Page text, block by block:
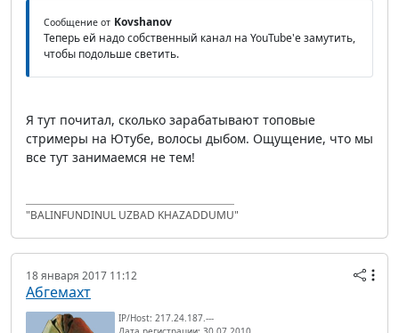
Сообщение от Kovshanov
Теперь ей надо собственный канал на YouTube'е замутить,
чтобы подольше светить.
Я тут почитал, сколько зарабатывают топовые
стримеры на Ютубе, волосы дыбом. Ощущение, что мы
все тут занимаемся не тем!
"BALINFUNDINUL UZBAD KHAZADDUMU"
18 января 2017 11:12
Абгемахт
IP/Host: 217.24.187.---